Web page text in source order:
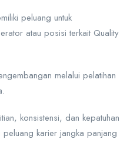
peluang untuk
atau posisi terkait Quality
melalui pelatihan
konsistensi, dan kepatuhan
karier jangka panjang